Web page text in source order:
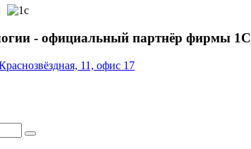
- официальный партнёр фирмы 1С
11, офис 17